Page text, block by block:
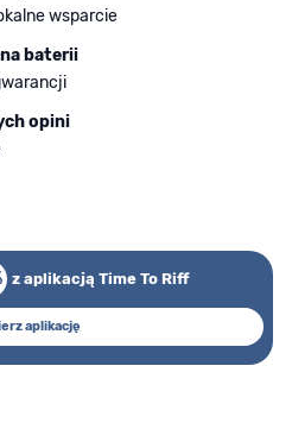
wsparcie
baterii
opini
z aplikacją Time To Riff
aplikację